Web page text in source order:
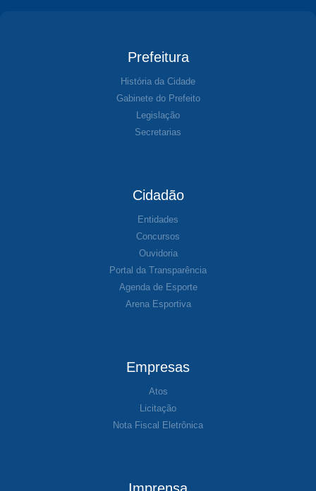
Prefeitura
História da Cidade
Gabinete do Prefeito
Legislação
Secretarias
Cidadão
Entidades
Concursos
Ouvidoria
Portal da Transparência
Agenda de Esporte
Arena Esportiva
Empresas
Atos
Licitação
Nota Fiscal Eletrônica